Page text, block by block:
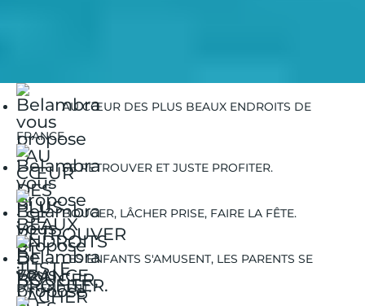
AU CŒUR DES PLUS BEAUX ENDROITS DE
FRANCE.
SE RETROUVER ET JUSTE PROFITER.
BOUGER, LÂCHER PRISE, FAIRE LA FÊTE.
LES ENFANTS S'AMUSENT, LES PARENTS SE
DÉTENDENT.